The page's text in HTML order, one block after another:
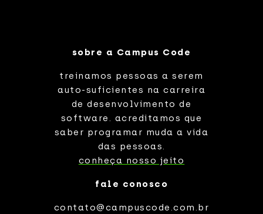
sobre a Campus Code
treinamos pessoas a serem
auto-suficientes na carreira
de desenvolvimento de
software. acreditamos que
saber programar muda a vida
das pessoas.
conheça nosso jeito
fale conosco
contato@campuscode.com.br